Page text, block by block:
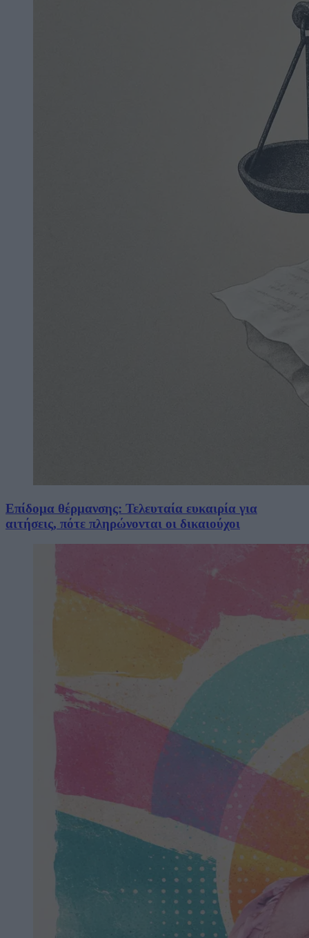
Επίδομα θέρμανσης: Τελευταία ευκαιρία για
αιτήσεις, πότε πληρώνονται οι δικαιούχοι